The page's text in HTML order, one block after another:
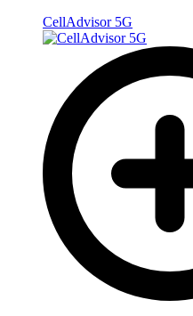
CellAdvisor 5G